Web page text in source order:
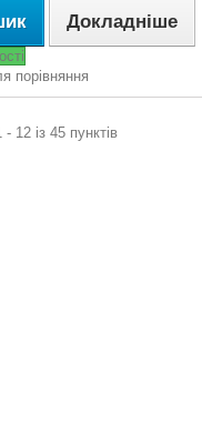
Докладніше
порівняння
- 12 із 45 пунктів